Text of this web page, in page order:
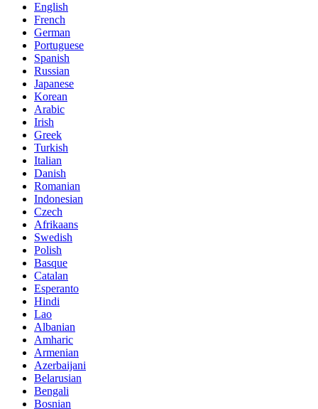
English
French
German
Portuguese
Spanish
Russian
Japanese
Korean
Arabic
Irish
Greek
Turkish
Italian
Danish
Romanian
Indonesian
Czech
Afrikaans
Swedish
Polish
Basque
Catalan
Esperanto
Hindi
Lao
Albanian
Amharic
Armenian
Azerbaijani
Belarusian
Bengali
Bosnian